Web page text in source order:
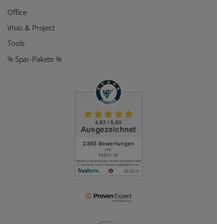
Office
Visio & Project
Tools
% Spar-Pakete %